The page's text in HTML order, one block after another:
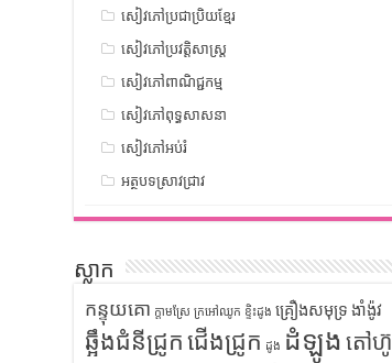
សៀវភៅប្រជាប្រិយខ្មែរ
សៀវភៅប្រវត្តិសាស្រ្ត
សៀវភៅពាណិជ្ជកម្ម
សៀវភៅពុទ្ធសាសនា
សៀវភៅអប់រំ
អត្ថបទស្រាវជ្រាវ
ស្លាក
កន្ទុយគោ ក្តាមស្រែ ក្រអៅឈូក ខ្ទិះដូង គ្រឿងសមុទ្រ ងាំង៉ូវ
ឆ្អឹងជំនីជ្រូក ជើងជ្រូក ដូង ដំឡូង តៅហ៊ូ